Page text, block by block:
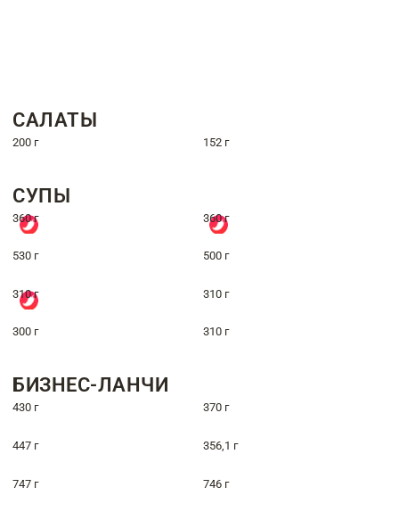
САЛАТЫ
200 г 152 г
СУПЫ
360 г 360 г
530 г 500 г
310 г 310 г
300 г 310 г
БИЗНЕС-ЛАНЧИ
430 г 370 г
447 г 356,1 г
747 г 746 г